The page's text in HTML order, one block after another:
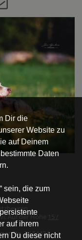
Dir die
Website zu
auf Deinem
Daten
sein, die zum
auf ihrem
Du diese nicht
Uhr)
Auf der Höhe
15 /
Str. 2 / 54424